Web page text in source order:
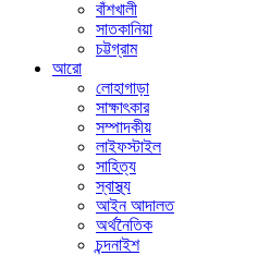
বাঁশখালী
সাতকানিয়া
চট্টগ্রাম
আরো
লোহাগাড়া
সাক্ষাৎকার
সম্পাদকীয়
লাইফস্টাইল
সাহিত্য
স্বাস্থ্য
আইন আদালত
অর্থনৈতিক
চন্দনাইশ